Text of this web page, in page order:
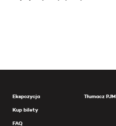
Ekspozycja
Kup bilety
FAQ
Tłumacz PJM